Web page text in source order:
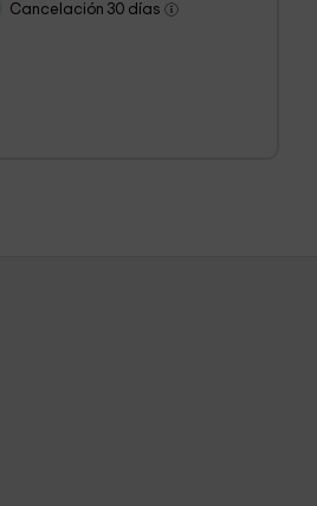
Cancelación 30 días